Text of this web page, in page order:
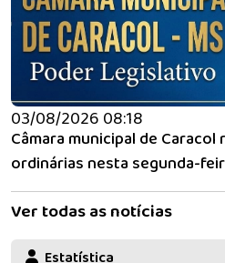
03/08/2026 08:18
Câmara municipal de
ordinárias nesta segunda-
Ver todas as notícias
Estatística